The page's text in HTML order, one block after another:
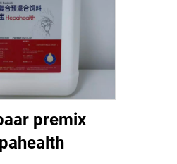
premix